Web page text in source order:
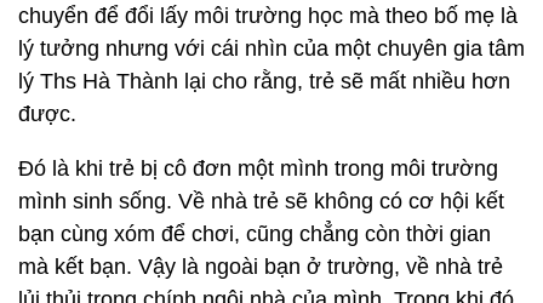
chuyển để đổi lấy môi trường học mà theo bố mẹ là
lý tưởng nhưng với cái nhìn của một chuyên gia tâm
lý Ths Hà Thành lại cho rằng, trẻ sẽ mất nhiều hơn
được.
Đó là khi trẻ bị cô đơn một mình trong môi trường
mình sinh sống. Về nhà trẻ sẽ không có cơ hội kết
bạn cùng xóm để chơi, cũng chẳng còn thời gian
mà kết bạn. Vậy là ngoài bạn ở trường, về nhà trẻ